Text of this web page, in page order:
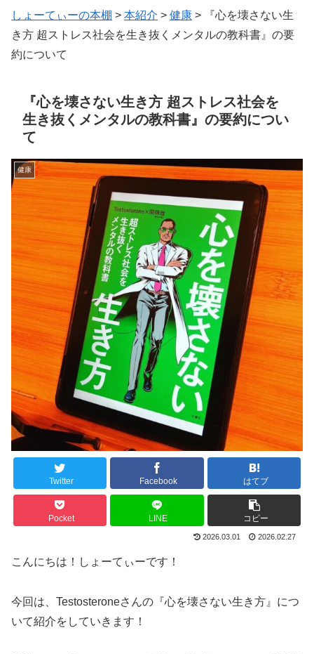
しょーてぃーの本棚 > 本紹介 > 健康 >
『心を壊さない生
き方 超ストレス社会を生き抜くメンタルの教科書』の要
約について
『心を壊さない生き方 超ストレス社会を
生き抜くメンタルの教科書』の要約につい
て
健康
Twitter Facebook はてブ
Pocket LINE コピー
2026.03.01 2026.02.27
こんにちは！しょーてぃーです！
今回は、Testosteroneさんの『心を壊さない生き方』につ
いて紹介をしていきます！